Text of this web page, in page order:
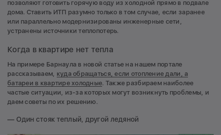
позволяют готовить горячую воду из холодной прямо в подвале
дома. Ставить ИТП разумно только в том случае, если заранее
или параллельно модернизированы инженерные сети,
устранены источники теплопотерь.
Когда в квартире нет тепла
На примере Барнаула в новой статье на нашем портале
рассказываем, куда обращаться, если отопление дали, а
батареи в квартире холодные. Также разбираем наиболее
частые ситуации, из-за которых могут возникнуть проблемы, и
даем советы по их решению.
— Один стояк теплый, другой ледяной